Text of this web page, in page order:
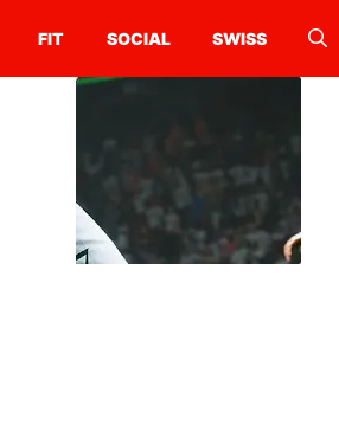
FIT SOCIAL SWISS